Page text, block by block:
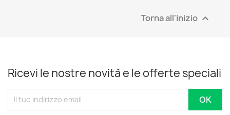
Torna all'inizio 
Ricevi le nostre novità e le offerte speciali